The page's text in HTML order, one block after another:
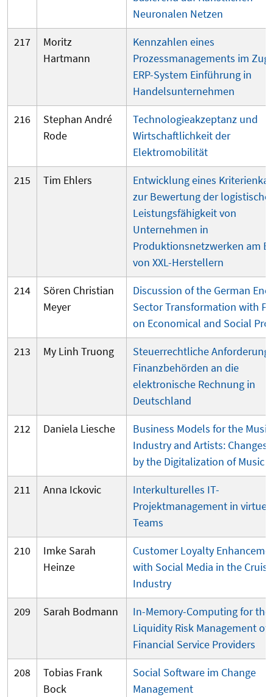
Neuronalen Netzen
217
Moritz
Hartmann
Kennzahlen eines
Prozessmanagements im
ERP-System Einführung in
Handelsunternehmen
216
Stephan André
Rode
Technologieakzeptanz und
Wirtschaftlichkeit der
Elektromobilität
215
Tim Ehlers
Entwicklung eines
zur Bewertung der
Leistungsfähigkeit von
Unternehmen in
Produktionsnetzwerken am
von XXL-Herstellern
214
Sören Christian
Meyer
Discussion of the German
Sector Transformation with
on Economical and Social
213
My Linh Truong
Steuerrechtliche
Finanzbehörden an die
elektronische Rechnung in
Deutschland
212
Daniela Liesche
Business Models for the Music
Industry and Artists: Changes
by the Digitalization of Music
211
Anna Ickovic
Interkulturelles IT-
Projektmanagement in
Teams
210
Imke Sarah
Heinze
Customer Loyalty
with Social Media in the Cruise
Industry
209
Sarah Bodmann
In-Memory-Computing for the
Liquidity Risk Management of
Financial Service Providers
208
Tobias Frank
Bock
Social Software im Change
Management